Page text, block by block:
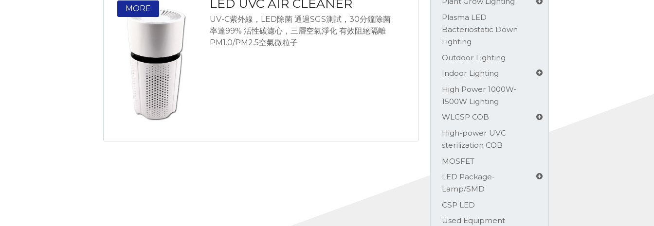
Plasma LED
Bacteriostatic Down
Lighting
Outdoor Lighting
Indoor Lighting
High Power 1000W-
1500W Lighting
WLCSP COB
High-power UVC
sterilization COB
MOSFET
LED Package-
Lamp/SMD
CSP LED
Used Equipment
LED UVC AIR CLEANER
UV-C紫外線，LED除菌 通過SGS測試，30分鐘除菌
率達99% 活性碳濾心，三層空氣淨化 有效阻絕隔離
PM1.0/PM2.5空氣微粒子